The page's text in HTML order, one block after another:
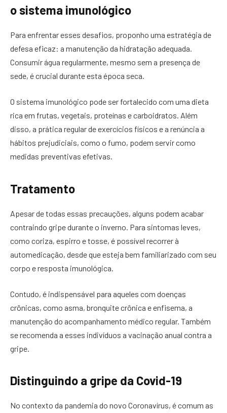
o sistema imunológico
Para enfrentar esses desafios, proponho uma estratégia de
defesa eficaz: a manutenção da hidratação adequada.
Consumir água regularmente, mesmo sem a presença de
sede, é crucial durante esta época seca.
O sistema imunológico pode ser fortalecido com uma dieta
rica em frutas, vegetais, proteínas e carboidratos. Além
disso, a prática regular de exercícios físicos e a renúncia a
hábitos prejudiciais, como o fumo, podem servir como
medidas preventivas efetivas.
Tratamento
Apesar de todas essas precauções, alguns podem acabar
contraindo gripe durante o inverno. Para sintomas leves,
como coriza, espirro e tosse, é possível recorrer à
automedicação, desde que esteja bem familiarizado com seu
corpo e resposta imunológica.
Contudo, é indispensável para aqueles com doenças
crônicas, como asma, bronquite crônica e enfisema, a
manutenção do acompanhamento médico regular. Também
se recomenda a esses indivíduos a vacinação anual contra a
gripe.
Distinguindo a gripe da Covid-19
No contexto da pandemia do novo Coronavírus, é comum as